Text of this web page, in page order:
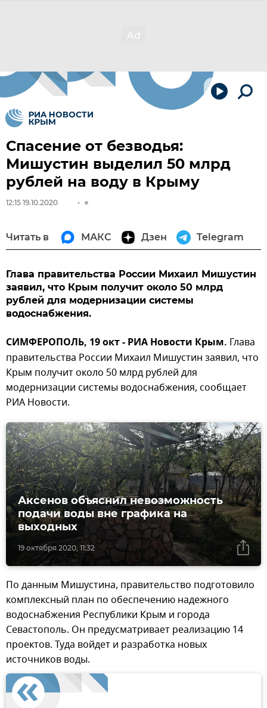
Спасение от безводья:
Мишустин выделил 50 млрд
рублей на воду в Крыму
12:15 19.10.2020
Читать в МАКС Дзен Telegram
Глава правительства России Михаил Мишустин
заявил, что Крым получит около 50 млрд
рублей для модернизации системы
водоснабжения.
СИМФЕРОПОЛЬ, 19 окт - РИА Новости Крым. Глава
правительства России Михаил Мишустин заявил, что
Крым получит около 50 млрд рублей для
модернизации системы водоснабжения, сообщает
РИА Новости.
19 октября 2020, 11:32
Аксенов объяснил невозможность
подачи воды вне графика на
выходных
По данным Мишустина, правительство подготовило
комплексный план по обеспечению надежного
водоснабжения Республики Крым и города
Севастополь. Он предусматривает реализацию 14
проектов. Туда войдет и разработка новых
источников воды.